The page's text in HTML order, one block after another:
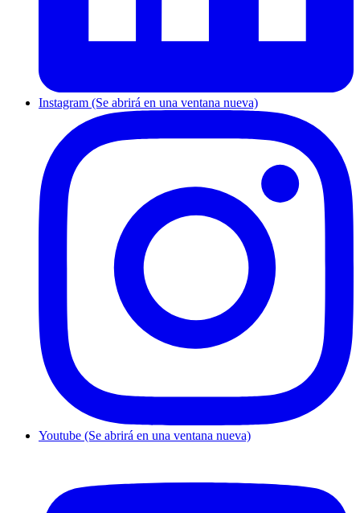
Instagram (Se abrirá en una ventana nueva)
Youtube (Se abrirá en una ventana nueva)